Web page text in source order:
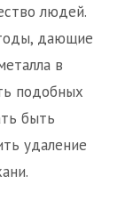
людей.
дающие
в
подобных
быть
удаление